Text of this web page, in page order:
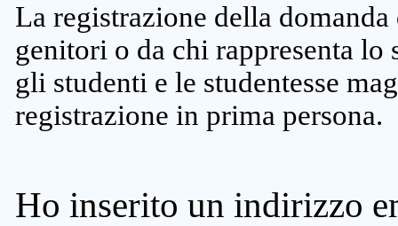
La registrazione della
genitori o da chi rappresenta lo
gli studenti e le studentesse
registrazione in prima persona.
Ho inserito un indirizzo